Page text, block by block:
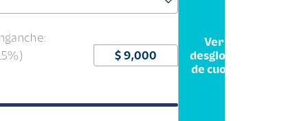
Ver
desglose
de cuota